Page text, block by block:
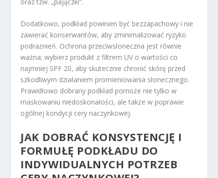
Dodatkowo, podkład powinien być bezzapachowy i nie
zawierać konserwantów, aby zminimalizować ryzyko
podrażnień. Ochrona przeciwsłoneczna jest równie
ważna; wybierz produkt z filtrem UV o wartości co
najmniej SPF 20, aby skutecznie chronić skórę przed
szkodliwym działaniem promieniowania słonecznego.
Prawidłowo dobrany podkład pomoże nie tylko w
maskowaniu niedoskonałości, ale także w poprawie
ogólnej kondycji cery naczynkowej.
JAK DOBRAĆ KONSYSTENCJĘ I
FORMUŁĘ PODKŁADU DO
INDYWIDUALNYCH POTRZEB